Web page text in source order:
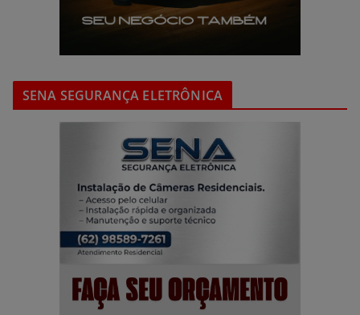
SENA SEGURANÇA ELETRÔNICA